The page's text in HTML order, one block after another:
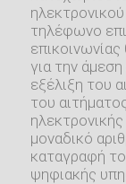
τηλέφωνο
για την
εξέλιξη του
του
μοναδικό
καταγραφή
ψηφιακής